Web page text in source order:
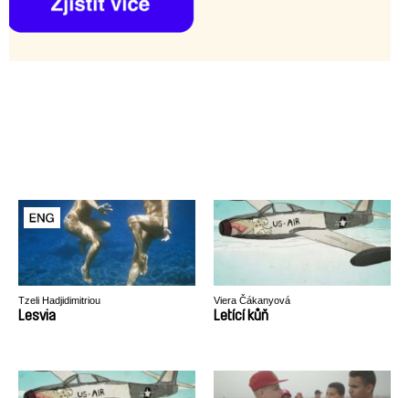
Tzeli Hadjidimitriou
Lesvia
Viera Čákanyová
Letící kůň